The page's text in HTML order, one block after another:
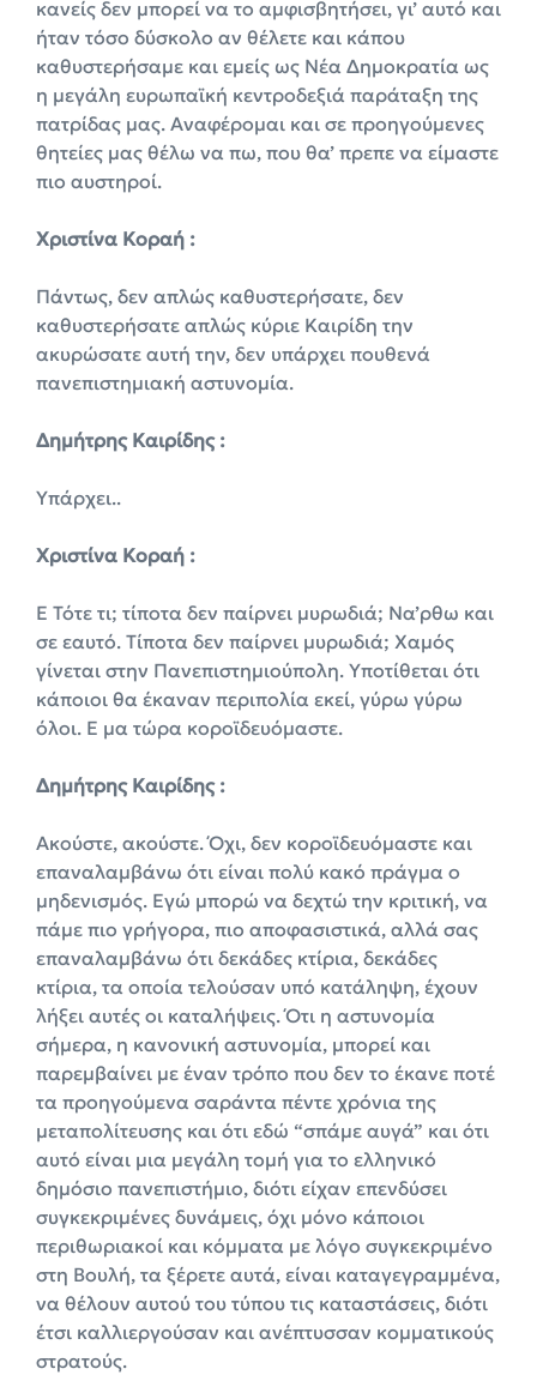
κανείς δεν μπορεί να το αμφισβητήσει, γι’ αυτό και
ήταν τόσο δύσκολο αν θέλετε και κάπου
καθυστερήσαμε και εμείς ως Νέα Δημοκρατία ως
η μεγάλη ευρωπαϊκή κεντροδεξιά παράταξη της
πατρίδας μας. Αναφέρομαι και σε προηγούμενες
θητείες μας θέλω να πω, που θα’ πρεπε να είμαστε
πιο αυστηροί.
Χριστίνα Κοραή :
Πάντως, δεν απλώς καθυστερήσατε, δεν
καθυστερήσατε απλώς κύριε Καιρίδη την
ακυρώσατε αυτή την, δεν υπάρχει πουθενά
πανεπιστημιακή αστυνομία.
Δημήτρης Καιρίδης :
Υπάρχει..
Χριστίνα Κοραή :
Ε Τότε τι; τίποτα δεν παίρνει μυρωδιά; Να’ρθω και
σε εαυτό. Tίποτα δεν παίρνει μυρωδιά; Χαμός
γίνεται στην Πανεπιστημιούπολη. Υποτίθεται ότι
κάποιοι θα έκαναν περιπολία εκεί, γύρω γύρω
όλοι. Ε μα τώρα κοροϊδευόμαστε.
Δημήτρης Καιρίδης :
Ακούστε, ακούστε. Όχι, δεν κοροϊδευόμαστε και
επαναλαμβάνω ότι είναι πολύ κακό πράγμα ο
μηδενισμός. Εγώ μπορώ να δεχτώ την κριτική, να
πάμε πιο γρήγορα, πιο αποφασιστικά, αλλά σας
επαναλαμβάνω ότι δεκάδες κτίρια, δεκάδες
κτίρια, τα οποία τελούσαν υπό κατάληψη, έχουν
λήξει αυτές οι καταλήψεις. Ότι η αστυνομία
σήμερα, η κανονική αστυνομία, μπορεί και
παρεμβαίνει με έναν τρόπο που δεν το έκανε ποτέ
τα προηγούμενα σαράντα πέντε χρόνια της
μεταπολίτευσης και ότι εδώ “σπάμε αυγά” και ότι
αυτό είναι μια μεγάλη τομή για το ελληνικό
δημόσιο πανεπιστήμιο, διότι είχαν επενδύσει
συγκεκριμένες δυνάμεις, όχι μόνο κάποιοι
περιθωριακοί και κόμματα με λόγο συγκεκριμένο
στη Βουλή, τα ξέρετε αυτά, είναι καταγεγραμμένα,
να θέλουν αυτού του τύπου τις καταστάσεις, διότι
έτσι καλλιεργούσαν και ανέπτυσσαν κομματικούς
στρατούς.